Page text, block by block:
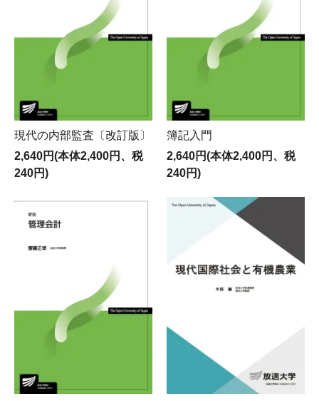
現代の内部監査〔改訂版〕
2,640円(本体2,400円、税
240円)
簿記入門
2,640円(本体2,400円、税
240円)